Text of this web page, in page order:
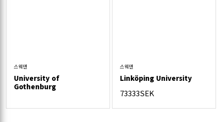
스웨덴
University of
Gothenburg
스웨덴
Linköping University
73333SEK